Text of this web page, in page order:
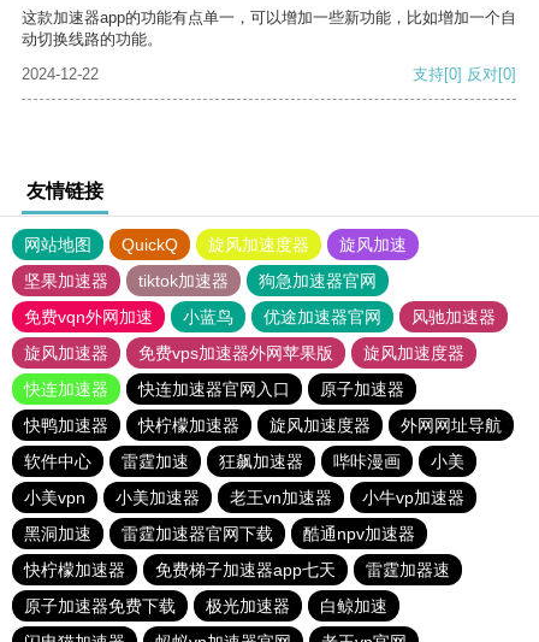
这款加速器app的功能有点单一，可以增加一些新功能，比如增加一个自
动切换线路的功能。
2024-12-22
支持[0] 反对[0]
友情链接
网站地图 QuickQ 旋风加速度器
旋风加速
坚果加速器
tiktok加速器
狗急加速器官网
免费vqn外网加速
小蓝鸟 优途加速器官网
风驰加速器
旋风加速器
免费vps加速器外网苹果版
旋风加速度器
快连加速器
快连加速器官网入口
原子加速器
快鸭加速器
快柠檬加速器 旋风加速度器
外网网址导航
软件中心
雷霆加速 狂飙加速器 哔咔漫画
小美
小美vpn
小美加速器 老王vn加速器
小牛vp加速器
黑洞加速
雷霆加速器官网下载
酷通npv加速器
快柠檬加速器
免费梯子加速器app七天
雷霆加器速
原子加速器免费下载
极光加速器
白鲸加速